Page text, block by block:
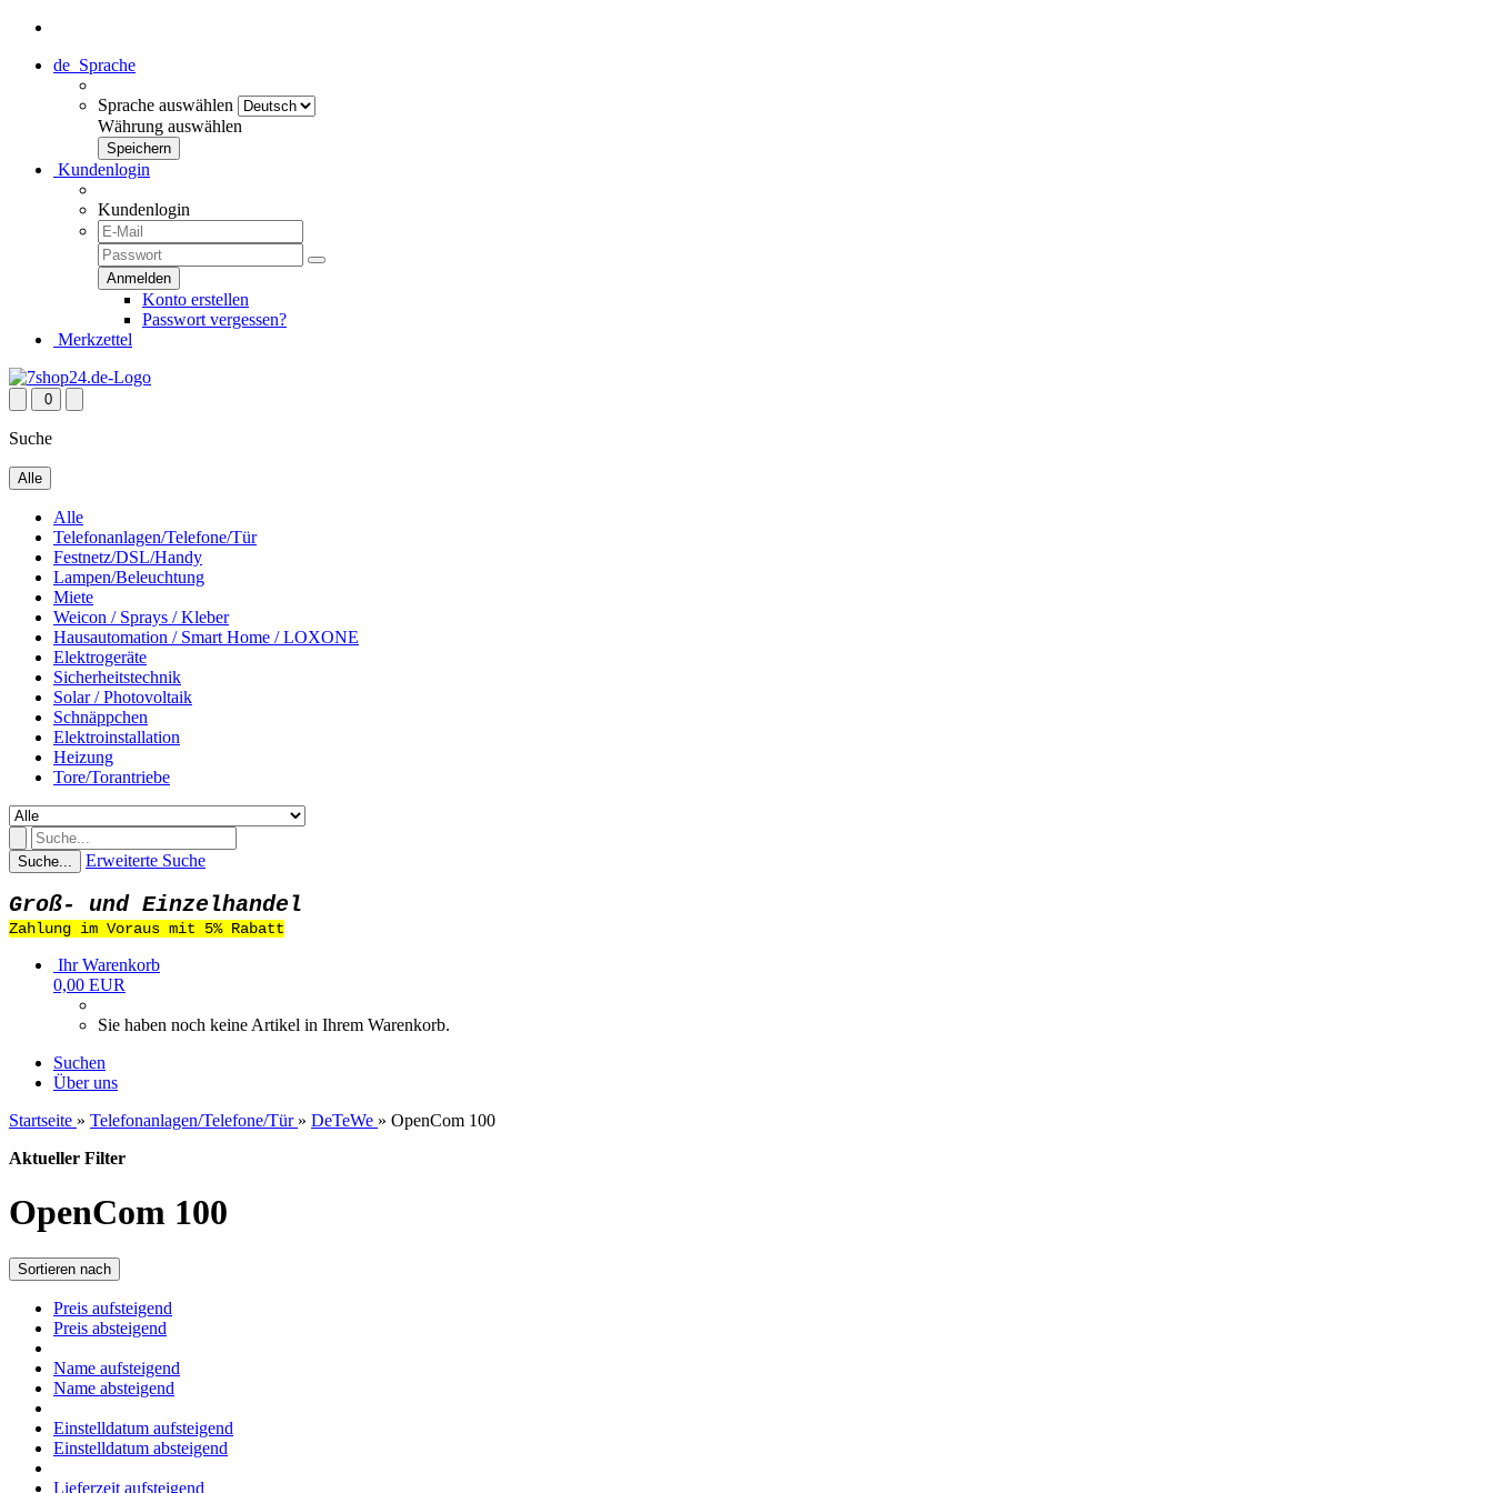
de Sprache
Sprache auswählen
Währung auswählen
Kundenlogin
Kundenlogin
Konto erstellen
Passwort vergessen?
Merkzettel
0
Suche
Alle
Alle
Telefonanlagen/Telefone/Tür
Festnetz/DSL/Handy
Lampen/Beleuchtung
Miete
Weicon / Sprays / Kleber
Hausautomation / Smart Home / LOXONE
Elektrogeräte
Sicherheitstechnik
Solar / Photovoltaik
Schnäppchen
Elektroinstallation
Heizung
Tore/Torantriebe
Suche... Erweiterte Suche
Groß- und Einzelhandel
Zahlung im Voraus mit 5% Rabatt
Ihr Warenkorb
0,00 EUR
Sie haben noch keine Artikel in Ihrem Warenkorb.
Suchen
Über uns
Startseite » Telefonanlagen/Telefone/Tür » DeTeWe » OpenCom 100
Aktueller Filter
OpenCom 100
Sortieren nach
Preis aufsteigend
Preis absteigend
Name aufsteigend
Name absteigend
Einstelldatum aufsteigend
Einstelldatum absteigend
Lieferzeit aufsteigend